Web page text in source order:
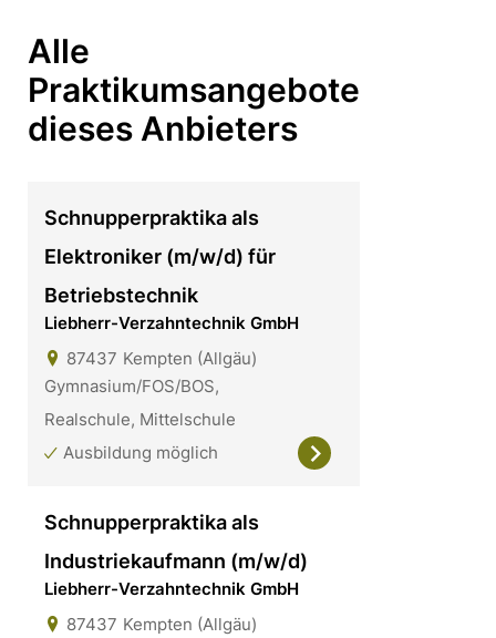
Alle
Praktikumsangebote
dieses Anbieters
Schnupperpraktika als
Elektroniker (m/w/d) für
Betriebstechnik
Liebherr-Verzahntechnik GmbH
87437 Kempten (Allgäu)
Gymnasium/FOS/BOS,
Realschule, Mittelschule
Ausbildung möglich
Schnupperpraktika als
Industriekaufmann (m/w/d)
Liebherr-Verzahntechnik GmbH
87437 Kempten (Allgäu)